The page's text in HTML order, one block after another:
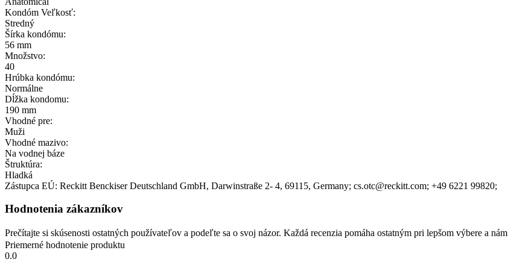
Kondóm Veľkosť:
Stredný
Šírka kondómu:
56 mm
Množstvo:
40
Hrúbka kondómu:
Normálne
Dĺžka kondomu:
190 mm
Vhodné pre:
Muži
Vhodné mazivo:
Na vodnej báze
Štruktúra:
Hladká
Zástupca EÚ: Reckitt Benckiser Deutschland GmbH, Darwinstraße 2- 4, 69115, Germany; cs.otc@reckitt.com; +49 6221 99820;
Hodnotenia zákazníkov
Prečítajte si skúsenosti ostatných používateľov a podeľte sa o svoj názor. Každá recenzia pomáha ostatným pri lepšom výbere a
Priemerné hodnotenie produktu
0.0